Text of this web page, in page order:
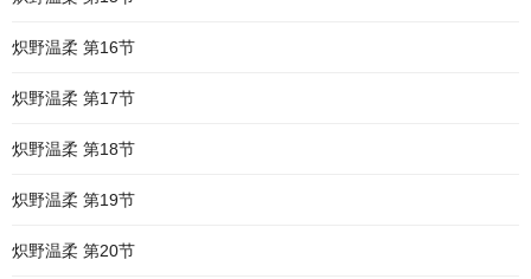
炽野温柔 第16节
炽野温柔 第17节
炽野温柔 第18节
炽野温柔 第19节
炽野温柔 第20节